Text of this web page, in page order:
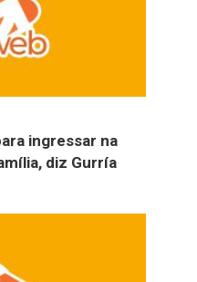
ingressar na
diz Gurría